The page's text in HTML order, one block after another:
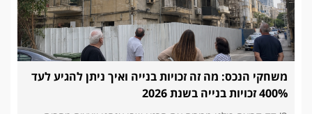
משחקי הנכס: מה זה זכויות בנייה ואיך ניתן להגיע לעד
400% זכויות בנייה בשנת 2026